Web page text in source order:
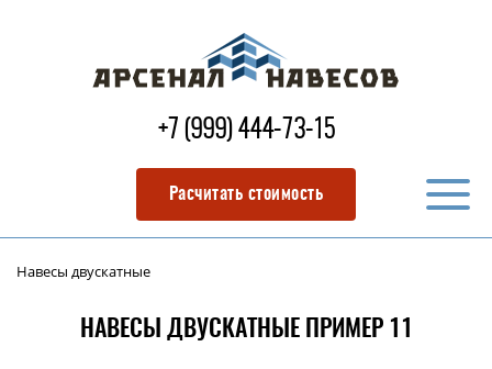
+7 (999) 444-73-15
Расчитать стоимость
Навесы двускатные
НАВЕСЫ ДВУСКАТНЫЕ ПРИМЕР 11